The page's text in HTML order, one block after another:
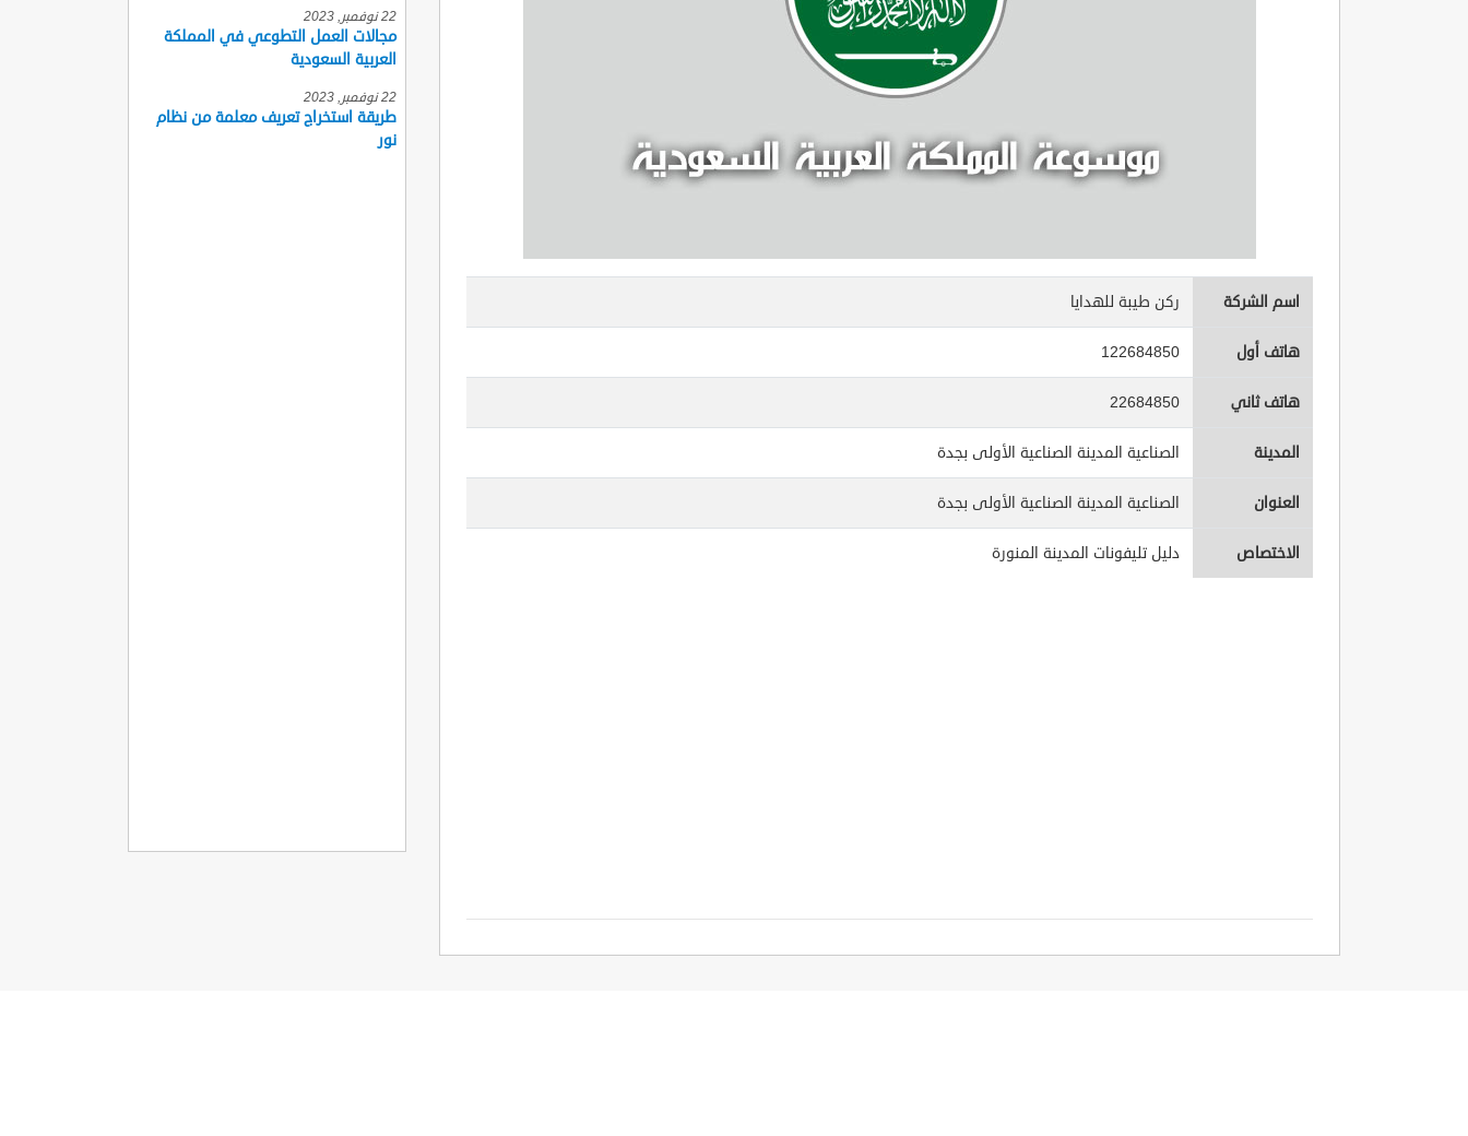
اسم الشركة ركن طيبة للهدايا
هاتف أول 122684850
هاتف ثاني 22684850
المدينة الصناعية المدينة الصناعية الأولى بجدة
العنوان الصناعية المدينة الصناعية الأولى بجدة
الاختصاص دليل تليفونات المدينة المنورة
22 نوفمبر, 2023
مجالات العمل التطوعي في المملكة
العربية السعودية
22 نوفمبر, 2023
طريقة استخراج تعريف معلمة من نظام
نور